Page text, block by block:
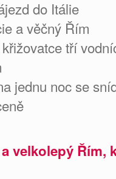
do Itálie
a věčný Řím
tří
jednu noc se
velkolepý Řím,